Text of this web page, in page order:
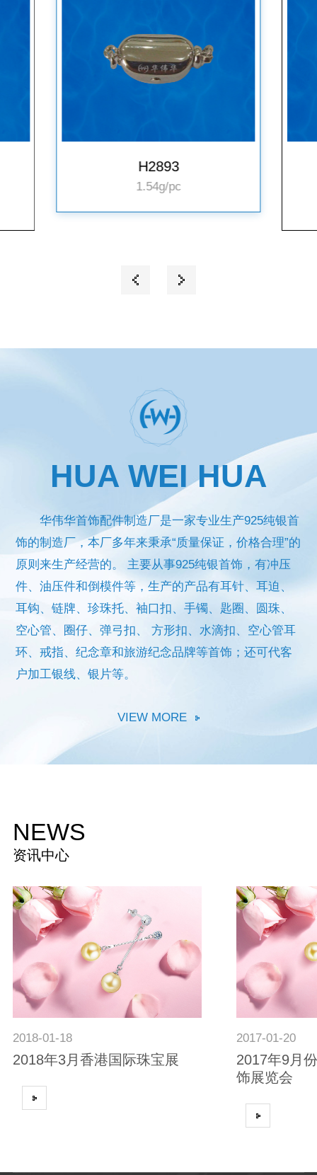
H2893
1.54g/pc
HUA WEI HUA
华伟华首饰配件制造厂是一家专业生产925纯银首
饰的制造厂，本厂多年来秉承“质量保证，价格合理”的
原则来生产经营的。
主要从事925纯银首饰，有冲压
件、油压件和倒模件等，生产的产品有耳针、耳迫、
耳钩、链牌、珍珠托、袖口扣、手镯、匙圈、圆珠、
空心管、圈仔、弹弓扣、
方形扣、水滴扣、空心管耳
环、戒指、纪念章和旅游纪念品牌等首饰；还可代客
户加工银线、银片等。
VIEW MORE
NEWS
资讯中心
2018 01-18
2018年3月香港国际珠宝展
2017 01-20
2017年9月
饰展览会